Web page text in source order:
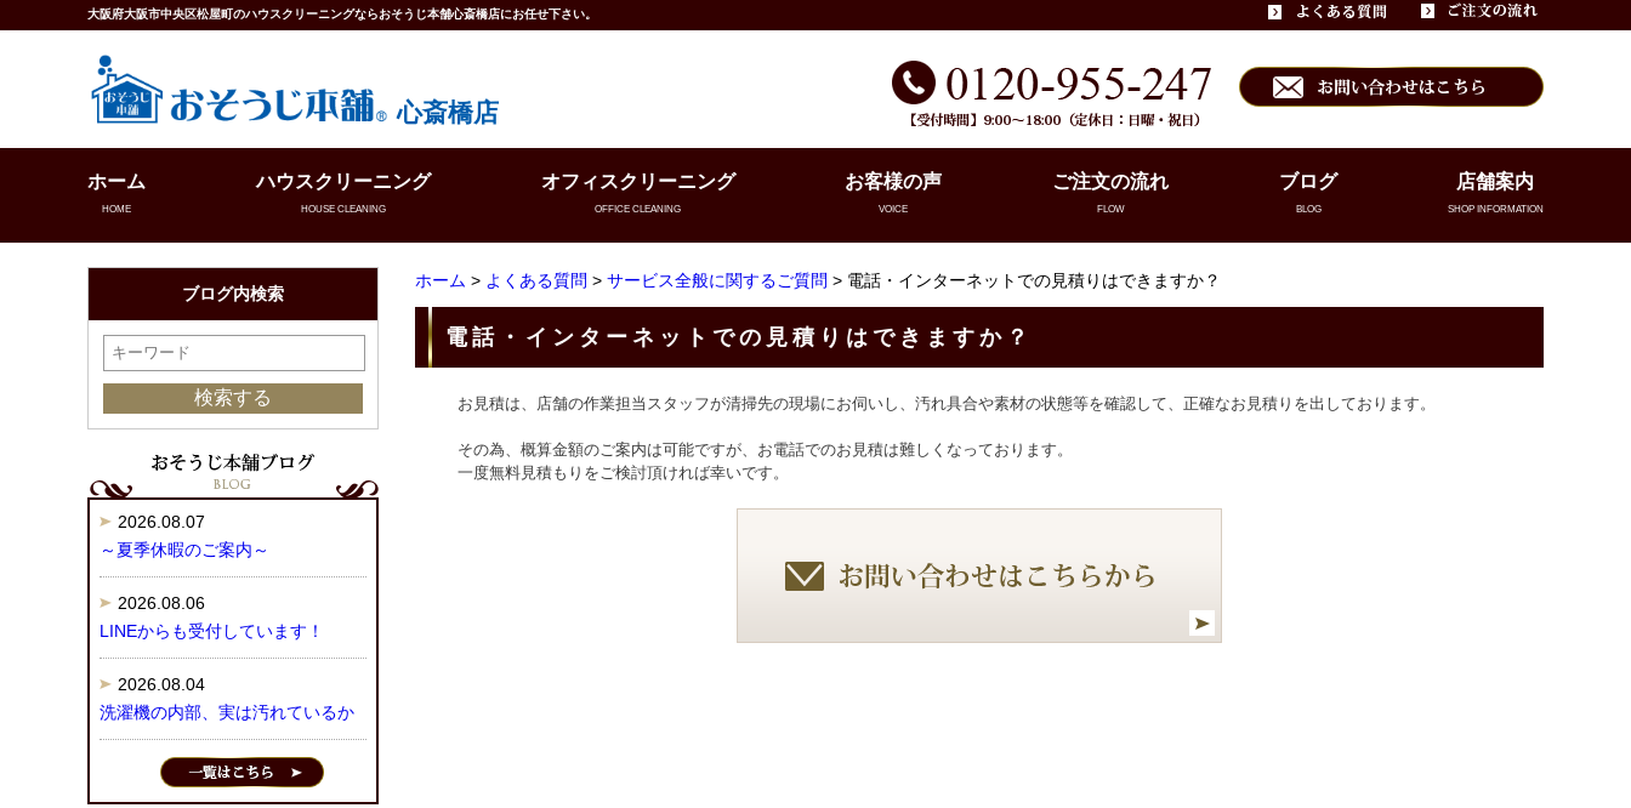
大阪府大阪市中央区松屋町のハウスクリーニングならおそうじ本舗心斎橋店にお任せ下さい。
心斎橋店
ホーム
HOME
ハウスクリーニング
HOUSE CLEANING
オフィスクリーニング
OFFICE CLEANING
お客様の声
VOICE
ご注文の流れ
FLOW
ブログ
BLOG
店舗案内
SHOP INFORMATION
ホーム > よくある質問 > サービス全般に関するご質問 > 電話・インターネットでの見積りはできますか？
電話・インターネットでの見積りはできますか？
お見積は、店舗の作業担当スタッフが清掃先の現場にお伺いし、汚れ具合や素材の状態等を確認して、正確なお見積りを出しております。
その為、概算金額のご案内は可能ですが、お電話でのお見積は難しくなっております。
一度無料見積もりをご検討頂ければ幸いです。
ブログ内検索
2026.08.07
～夏季休暇のご案内～
2026.08.06
LINEからも受付しています！
2026.08.04
洗濯機の内部、実は汚れているか